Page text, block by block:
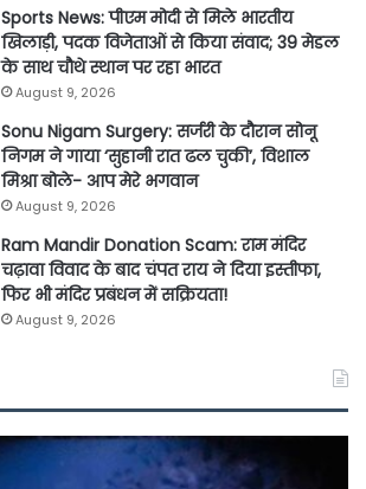
Sports News: पीएम मोदी से मिले भारतीय
खिलाड़ी, पदक विजेताओं से किया संवाद; 39 मेडल
के साथ चौथे स्थान पर रहा भारत
August 9, 2026
Sonu Nigam Surgery: सर्जरी के दौरान सोनू
निगम ने गाया ‘सुहानी रात ढल चुकी’, विशाल
मिश्रा बोले- आप मेरे भगवान
August 9, 2026
Ram Mandir Donation Scam: राम मंदिर
चढ़ावा विवाद के बाद चंपत राय ने दिया इस्तीफा,
फिर भी मंदिर प्रबंधन में सक्रियता!
August 9, 2026